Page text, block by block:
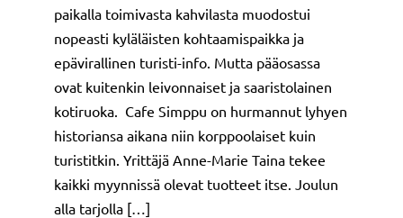
paikalla toimivasta kahvilasta muodostui
nopeasti kyläläisten kohtaamispaikka ja
epävirallinen turisti-info. Mutta pääosassa
ovat kuitenkin leivonnaiset ja saaristolainen
kotiruoka. Cafe Simppu on hurmannut lyhyen
historiansa aikana niin korppoolaiset kuin
turistitkin. Yrittäjä Anne-Marie Taina tekee
kaikki myynnissä olevat tuotteet itse. Joulun
alla tarjolla […]